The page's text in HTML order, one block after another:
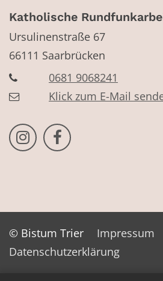
Katholische
Ursulinenstraße 67
66111 Saarbrücken
0681 9068241
Klick zum E-Mail
Bistum Trier auf
Bistum Trier auf
© Bistum Trier
Impressum
Datenschutzerklärung